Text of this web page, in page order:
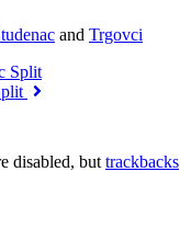
and Trgovci
Split
disabled, buttrackbacks